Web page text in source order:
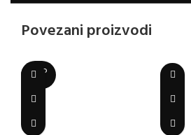
Povezani proizvodi
SOLD
OUT